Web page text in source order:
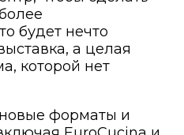
будет нечто
а целая
которой нет
форматы и